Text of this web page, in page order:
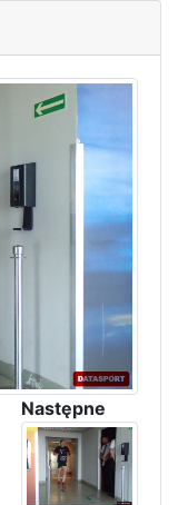
Następne